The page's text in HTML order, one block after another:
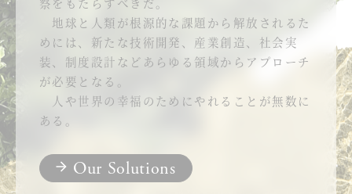
地球と人類が根源的な課題から解放されるた
めには、新たな技術開発、産業創造、社会実
装、制度設計などあらゆる領域からアプローチ
が必要となる。
人や世界の幸福のためにやれることが無数に
ある。
Our Solutions